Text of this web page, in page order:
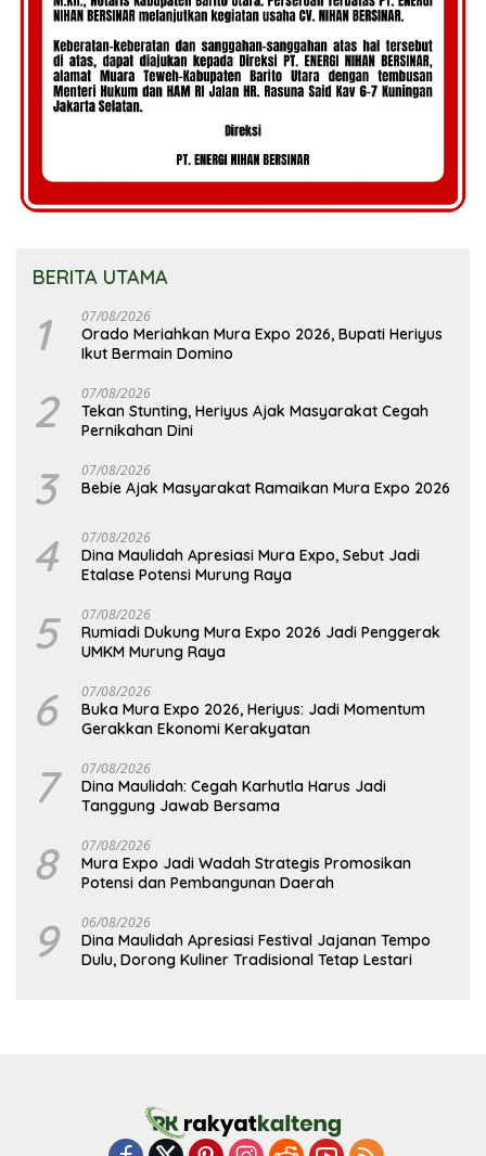
BERITA UTAMA
1 07/08/2026
Orado Meriahkan Mura Expo 2026, Bupati Heriyus
Ikut Bermain Domino
2 07/08/2026
Tekan Stunting, Heriyus Ajak Masyarakat Cegah
Pernikahan Dini
3 07/08/2026
Bebie Ajak Masyarakat Ramaikan Mura Expo 2026
4 07/08/2026
Dina Maulidah Apresiasi Mura Expo, Sebut Jadi
Etalase Potensi Murung Raya
5 07/08/2026
Rumiadi Dukung Mura Expo 2026 Jadi Penggerak
UMKM Murung Raya
6 07/08/2026
Buka Mura Expo 2026, Heriyus: Jadi Momentum
Gerakkan Ekonomi Kerakyatan
7 07/08/2026
Dina Maulidah: Cegah Karhutla Harus Jadi
Tanggung Jawab Bersama
8 07/08/2026
Mura Expo Jadi Wadah Strategis Promosikan
Potensi dan Pembangunan Daerah
9 06/08/2026
Dina Maulidah Apresiasi Festival Jajanan Tempo
Dulu, Dorong Kuliner Tradisional Tetap Lestari